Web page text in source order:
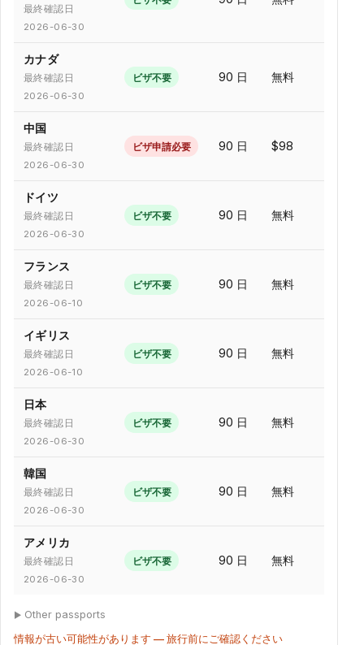
最終確認日
2026-06-30
カナダ
最終確認日
2026-06-30
ビザ不要 90 日 無料
中国
最終確認日
2026-06-30
ビザ申請必要 90 日 $98
ドイツ
最終確認日
2026-06-30
ビザ不要 90 日 無料
フランス
最終確認日
2026-06-10
ビザ不要 90 日 無料
イギリス
最終確認日
2026-06-10
ビザ不要 90 日 無料
日本
最終確認日
2026-06-30
ビザ不要 90 日 無料
韓国
最終確認日
2026-06-30
ビザ不要 90 日 無料
アメリカ
最終確認日
2026-06-30
ビザ不要 90 日 無料
Other passports
情報が古い可能性があります — 旅行前にご確認ください